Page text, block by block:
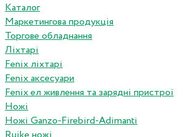
Каталог
Маркетингова продукція
Торгове обладнання
Ліхтарі
Fenix ліхтарі
Fenix аксесуари
Fenix ел живлення та зарядні пристрої
Ножі
Ножі Ganzo-Firebird-Adimanti